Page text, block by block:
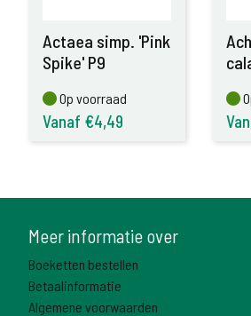
Actaea simp. 'Pink
Spike' P9
Op voorraad
Op voorraad
Vanaf €4,49
Meer informatie over
Boeketten bestellen
Betaalinformatie
Algemene voorwaarden